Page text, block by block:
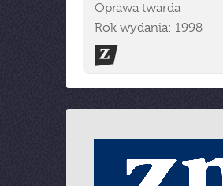
Oprawa twarda
Rok wydania: 1998